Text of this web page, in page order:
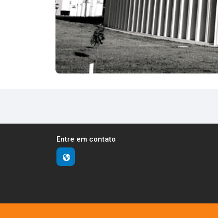
Entre em contato